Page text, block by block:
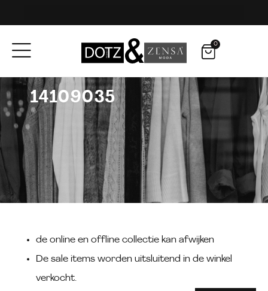
0
14109035
de online en offline collectie kan afwijken
De sale items worden uitsluitend in de winkel
verkocht.